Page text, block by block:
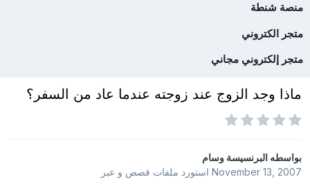
منصة شنطة
متجر الكتروني
متجر إلكتروني مجاني
ماذا وجد الزوج عند زوجته عندما عاد من السفر؟
بواسطهالبرنسيسة وسام
November 13, 2007استورد ملفات قصص و عبر